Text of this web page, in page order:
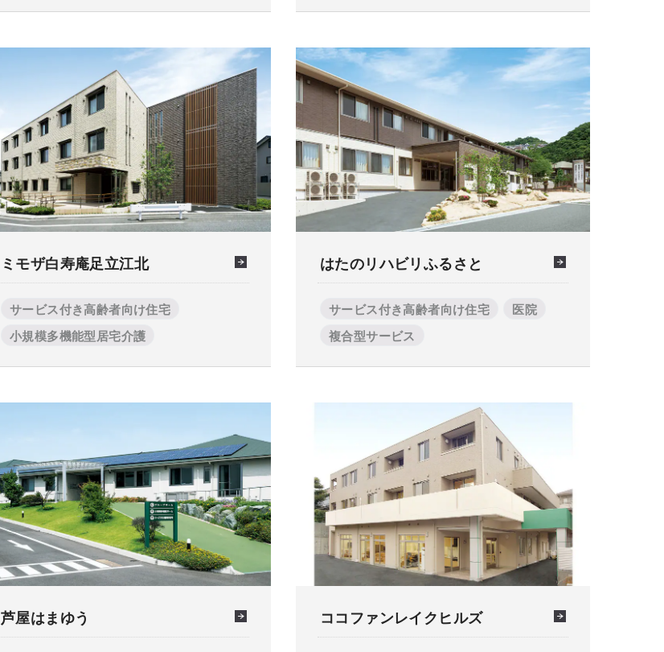
ミモザ白寿庵足立江北
サービス付き高齢者向け住宅
小規模多機能型居宅介護
はたのリハビリふるさと
サービス付き高齢者向け住宅
医院
複合型サービス
芦屋はまゆう ココファンレイクヒルズ